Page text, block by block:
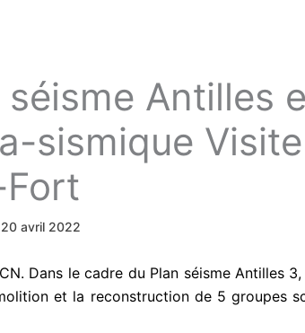
Antilles
sismique
20 avril 2022
Dans le cadre du Plan séisme Antilles
et la reconstruction de 5 groupes